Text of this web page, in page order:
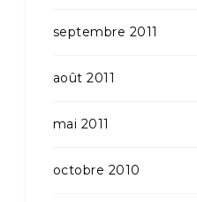
septembre 2011
août 2011
mai 2011
octobre 2010